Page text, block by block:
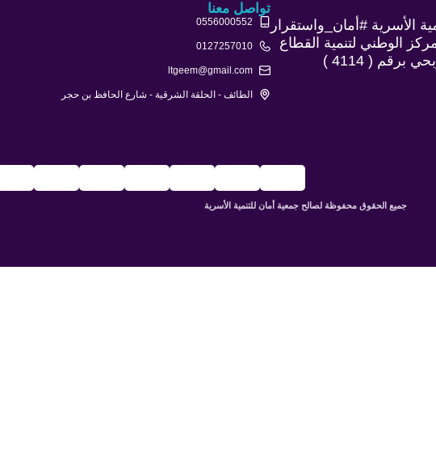
الأسرية #أمان_واستقرار
الوطني لتنمية القطاع
برقم ( 4114 )
تواصل معنا
0556000552
0127257010
ltgeem@gmail.com
الطائف - الحلقة الشرقية - شارع الحافظ بن حجر
جميع الحقوق محفوظة لصالح جمعية أمان للتنمية الأسرية